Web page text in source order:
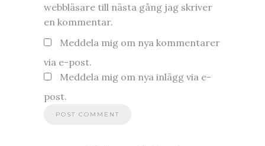
webbläsare till nästa gång jag skriver
en kommentar.
Meddela mig om nya kommentarer
via e-post.
Meddela mig om nya inlägg via e-
post.